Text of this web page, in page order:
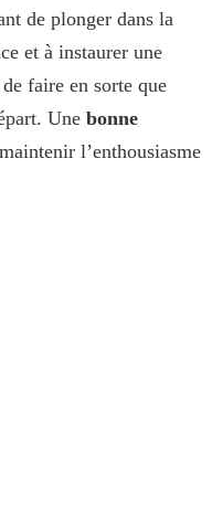
de plonger dans la
et à instaurer une
faire en sorte que
Une bonne
l’enthousiasme